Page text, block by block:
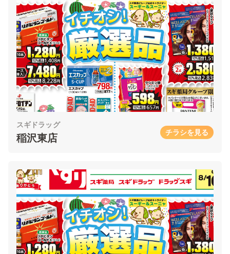
スギドラッグ
稲沢東店 チラシを見る